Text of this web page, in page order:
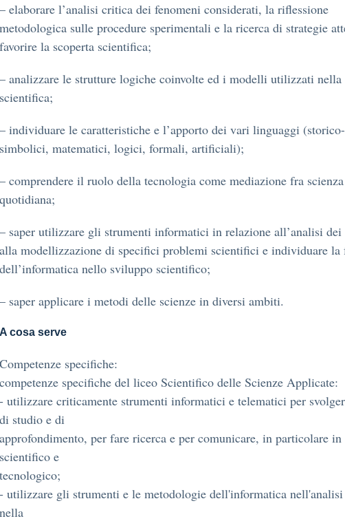
– elaborare l’analisi critica dei fenomeni considerati, la riflessione
metodologica sulle procedure sperimentali e la ricerca di strategie
favorire la scoperta scientifica;
– analizzare le strutture logiche coinvolte ed i modelli utilizzati nella
scientifica;
– individuare le caratteristiche e l’apporto dei vari linguaggi
simbolici, matematici, logici, formali, artificiali);
– comprendere il ruolo della tecnologia come mediazione fra
quotidiana;
– saper utilizzare gli strumenti informatici in relazione all’analisi dei
alla modellizzazione di specifici problemi scientifici e individuare la
dell’informatica nello sviluppo scientifico;
– saper applicare i metodi delle scienze in diversi ambiti.
A cosa serve
Competenze specifiche:
competenze specifiche del liceo Scientifico delle Scienze Applicate:
- utilizzare criticamente strumenti informatici e telematici per
di studio e di
approfondimento, per fare ricerca e per comunicare, in particolare
scientifico e
tecnologico;
- utilizzare gli strumenti e le metodologie dell'informatica
nella